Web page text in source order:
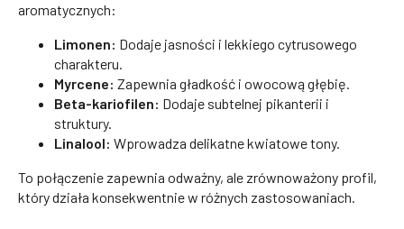
aromatycznych:
Limonen: Dodaje jasności i lekkiego cytrusowego
charakteru.
Myrcene: Zapewnia gładkość i owocową głębię.
Beta-kariofilen: Dodaje subtelnej pikanterii i
struktury.
Linalool: Wprowadza delikatne kwiatowe tony.
To połączenie zapewnia odważny, ale zrównoważony profil,
który działa konsekwentnie w różnych zastosowaniach.